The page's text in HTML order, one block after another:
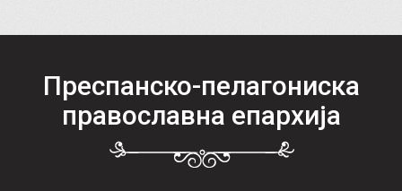
Преспанско-пелагониска
православна епархија